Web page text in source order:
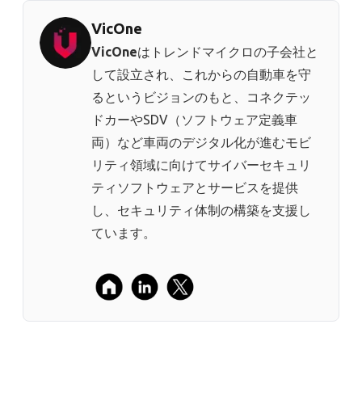
VicOne
VicOneはトレンドマイクロの子会社と
して設立され、これからの自動車を守
るというビジョンのもと、コネクテッ
ドカーやSDV（ソフトウェア定義車
両）など車両のデジタル化が進むモビ
リティ領域に向けてサイバーセキュリ
ティソフトウェアとサービスを提供
し、セキュリティ体制の構築を支援し
ています。